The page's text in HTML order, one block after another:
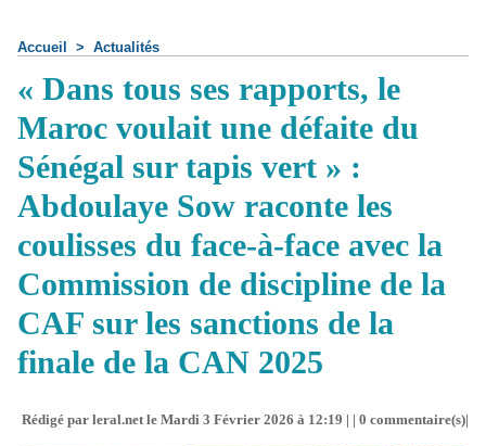
Accueil > Actualités
« Dans tous ses rapports, le
Maroc voulait une défaite du
Sénégal sur tapis vert » :
Abdoulaye Sow raconte les
coulisses du face-à-face avec la
Commission de discipline de la
CAF sur les sanctions de la
finale de la CAN 2025
Rédigé par leral.net le Mardi 3 Février 2026 à 12:19 | | 0 commentaire(s)|